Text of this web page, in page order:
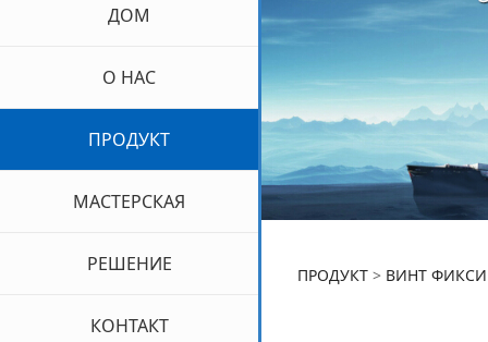
ДОМ
О НАС
ПРОДУКТ
МАСТЕРСКАЯ
РЕШЕНИЕ
КОНТАКТ
FIXED
ПРОДУКТ > ВИНТ